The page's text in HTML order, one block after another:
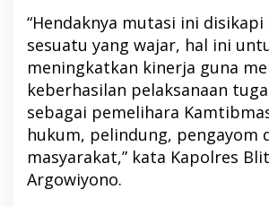
“Hendaknya mutasi ini disikapi
sesuatu yang wajar, hal ini
meningkatkan kinerja guna
keberhasilan pelaksanaan
sebagai pemelihara
hukum, pelindung, pengayom
masyarakat,” kata Kapolres
Argowiyono.